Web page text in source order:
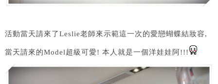
活動當天請來了Leslie老師來示範這一次的愛戀蝴蝶結妝容,
當天請來的Model超級可愛! 本人就是一個洋娃娃阿!!!